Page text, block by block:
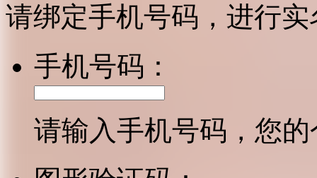
请绑定手机号码，进行
手机号码：
请输入手机号码，您